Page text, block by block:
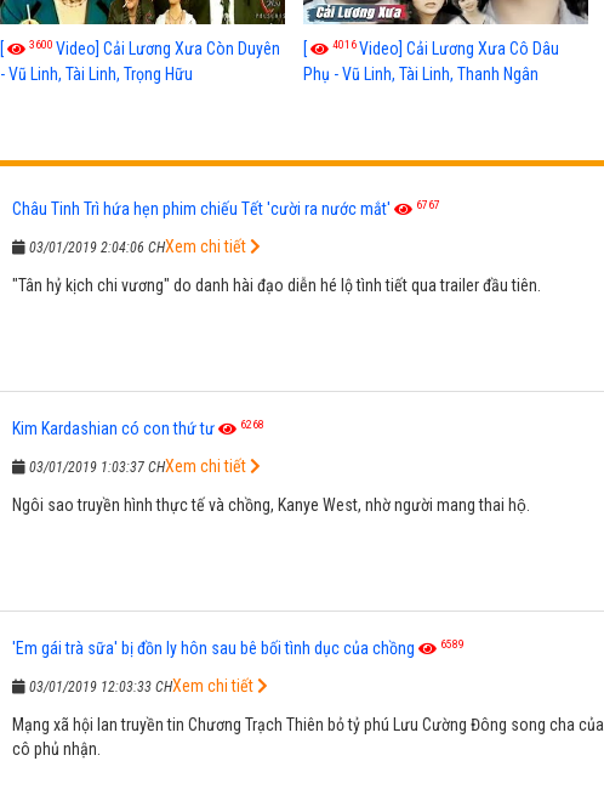
[ 3600 Video] Cải Lương Xưa Còn Duyên
- Vũ Linh, Tài Linh, Trọng Hữu
[ 4016Video] Cải Lương Xưa Cô Dâu
Phụ - Vũ Linh, Tài Linh, Thanh Ngân
Châu Tinh Trì hứa hẹn phim chiếu Tết 'cười ra nước mắt' 6767
03/01/2019 2:04:06 CH
"Tân hỷ kịch chi vương" do danh hài đạo diễn hé lộ tình tiết qua trailer đầu tiên.
Xem chi tiết
Kim Kardashian có con thứ tư 6268
03/01/2019 1:03:37 CH
Ngôi sao truyền hình thực tế và chồng, Kanye West, nhờ người mang thai hộ.
Xem chi tiết
'Em gái trà sữa' bị đồn ly hôn sau bê bối tình dục của chồng 6589
03/01/2019 12:03:33 CH
Mạng xã hội lan truyền tin Chương Trạch Thiên bỏ tỷ phú Lưu Cường Đông song cha của
cô phủ nhận.
Xem chi tiết